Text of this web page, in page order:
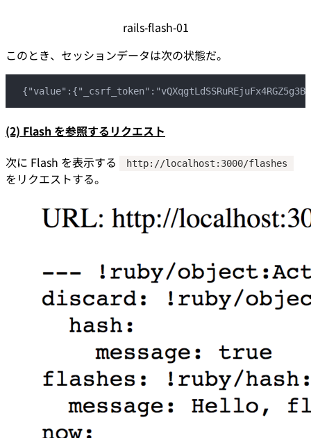
rails-flash-01
このとき、セッションデータは次の状態だ。
(2) Flash を参照するリクエスト
次に Flash を表示する
http://localhost:3000/flashes
をリクエストする。